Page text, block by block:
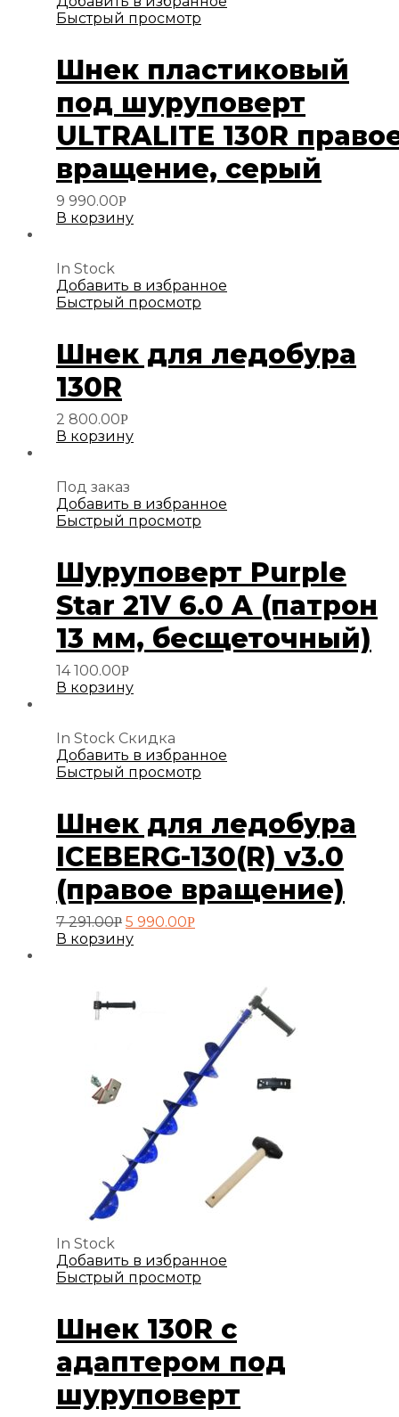
Быстрый просмотр
Шнек пластиковый
под шуруповерт
ULTRALITE 130R
вращение, серый
9 990.00Р
В корзину
In Stock
Добавить в избранное
Быстрый просмотр
Шнек для ледобура
130R
2 800.00Р
В корзину
Под заказ
Добавить в избранное
Быстрый просмотр
Шуруповерт Purple
Star 21V 6.0 A (патрон
13 мм, бесщеточный)
14 100.00Р
В корзину
In Stock Скидка
Добавить в избранное
Быстрый просмотр
Шнек для ледобура
ICEBERG-130(R) v3.0
(правое вращение)
7 291.00Р Первоначальная
цена
5 990.00РТекущая
В корзину
In Stock
Добавить в избранное
Быстрый просмотр
Шнек 130R с
адаптером под
шуруповерт